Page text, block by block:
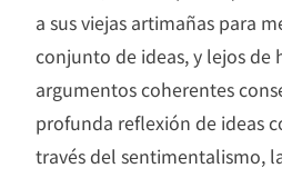
a sus viejas artimañas para
conjunto de ideas, y lejos de
argumentos coherentes
profunda reflexión de ideas
través del sentimentalismo,